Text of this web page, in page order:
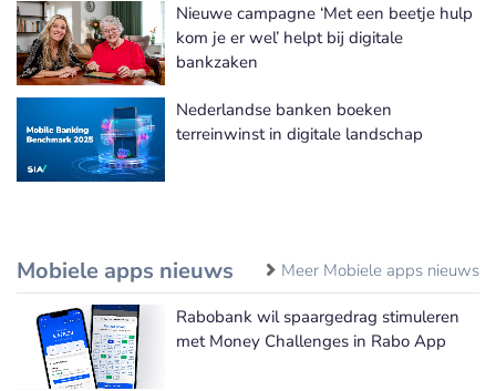
Nieuwe campagne ‘Met een beetje hulp
kom je er wel’ helpt bij digitale
bankzaken
Nederlandse banken boeken
terreinwinst in digitale landschap
Mobiele apps nieuws Meer Mobiele apps nieuws
Rabobank wil spaargedrag stimuleren
met Money Challenges in Rabo App